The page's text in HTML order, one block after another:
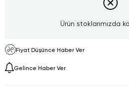
Ürün stoklarımızda
Fiyat Düşünce Haber Ver
Gelince Haber Ver